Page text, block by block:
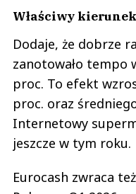
Właściwy kierunek
Dodaje, że dobrze
zanotowało tempo
proc. To efekt
proc. oraz
Internetowy
jeszcze w tym roku.
Eurocash zwraca